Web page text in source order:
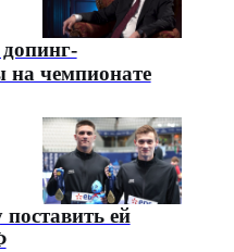
на чемпионате
ей